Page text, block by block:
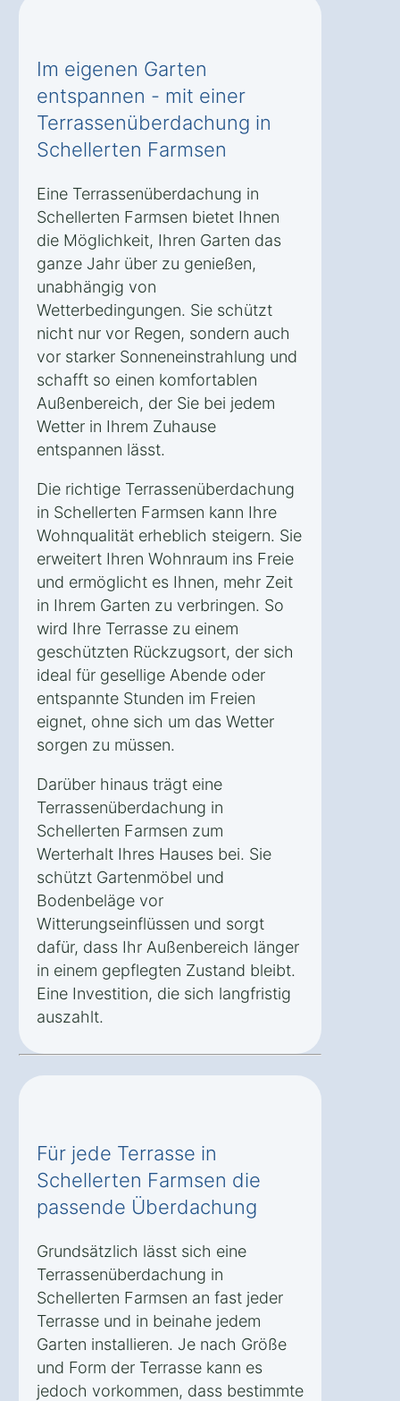
Im eigenen Garten
entspannen - mit einer
Terrassenüberdachung in
Schellerten Farmsen
Eine Terrassenüberdachung in
Schellerten Farmsen bietet Ihnen
die Möglichkeit, Ihren Garten das
ganze Jahr über zu genießen,
unabhängig von
Wetterbedingungen. Sie schützt
nicht nur vor Regen, sondern auch
vor starker Sonneneinstrahlung und
schafft so einen komfortablen
Außenbereich, der Sie bei jedem
Wetter in Ihrem Zuhause
entspannen lässt.
Die richtige Terrassenüberdachung
in Schellerten Farmsen kann Ihre
Wohnqualität erheblich steigern. Sie
erweitert Ihren Wohnraum ins Freie
und ermöglicht es Ihnen, mehr Zeit
in Ihrem Garten zu verbringen. So
wird Ihre Terrasse zu einem
geschützten Rückzugsort, der sich
ideal für gesellige Abende oder
entspannte Stunden im Freien
eignet, ohne sich um das Wetter
sorgen zu müssen.
Darüber hinaus trägt eine
Terrassenüberdachung in
Schellerten Farmsen zum
Werterhalt Ihres Hauses bei. Sie
schützt Gartenmöbel und
Bodenbeläge vor
Witterungseinflüssen und sorgt
dafür, dass Ihr Außenbereich länger
in einem gepflegten Zustand bleibt.
Eine Investition, die sich langfristig
auszahlt.
Für jede Terrasse in
Schellerten Farmsen die
passende Überdachung
Grundsätzlich lässt sich eine
Terrassenüberdachung in
Schellerten Farmsen an fast jeder
Terrasse und in beinahe jedem
Garten installieren. Je nach Größe
und Form der Terrasse kann es
jedoch vorkommen, dass bestimmte